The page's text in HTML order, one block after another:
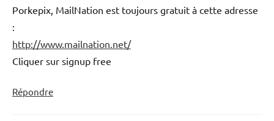
Porkepix, MailNation est toujours gratuit à cette adresse
:
http://www.mailnation.net/
Cliquer sur signup free
Répondre